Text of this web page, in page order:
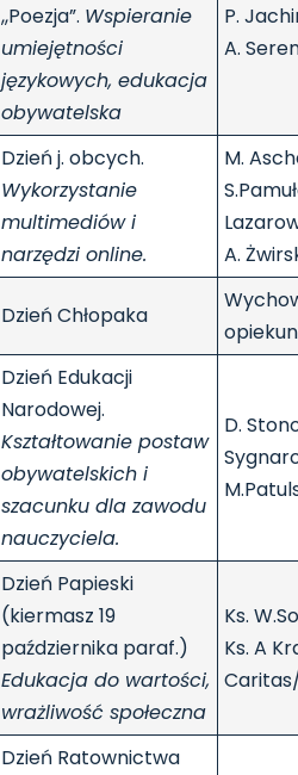
,,Poezja”. Wspieranie
umiejętności
językowych, edukacja
obywatelska
P.
A.
Dzień j. obcych.
Wykorzystanie
multimediów i
narzędzi online.
M.
A.
Dzień Chłopaka
Dzień Edukacji
Narodowej.
Kształtowanie postaw
obywatelskich i
szacunku dla zawodu
nauczyciela.
D.
Dzień Papieski
(kiermasz 19
października paraf.)
Edukacja do wartości,
wrażliwość społeczna
Ks.
Ks. A
Dzień Ratownictwa